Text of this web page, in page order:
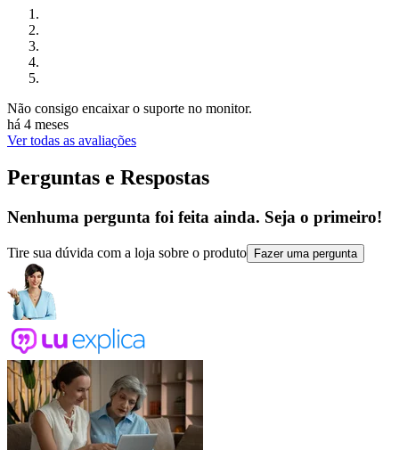
Não consigo encaixar o suporte no monitor.
há 4 meses
Ver todas as avaliações
Perguntas e Respostas
Nenhuma pergunta foi feita ainda. Seja o primeiro!
Tire sua dúvida com a loja sobre o produto Fazer uma pergunta